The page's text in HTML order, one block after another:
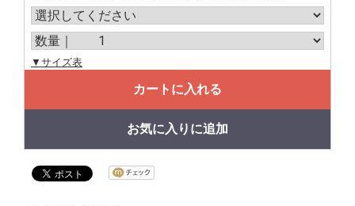
▼サイズ表
カートに入れる
お気に入りに追加